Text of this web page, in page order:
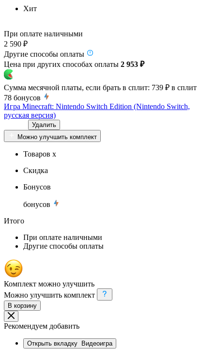
Хит
При оплате наличными
2 590 ₽
Другие способы оплаты
Цена при других способах оплаты 2 953 ₽
Сумма месячной платы, если брать в сплит: 739 ₽ в сплит
78 бонусов
Игра Minecraft: Nintendo Switch Edition (Nintendo Switch,
русская версия)
Удалить
Можно улучшить комплект
Товаров x
Скидка
Бонусов
бонусов
Итого
При оплате наличными
Другие способы оплаты
Комплект можно улучшить
Можно улучшить комплект
В корзину
Рекомендуем добавить
Открыть вкладку Видеоигра